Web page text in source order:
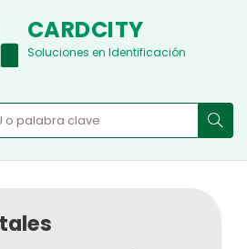
CARDCITY
Soluciones en Identificación